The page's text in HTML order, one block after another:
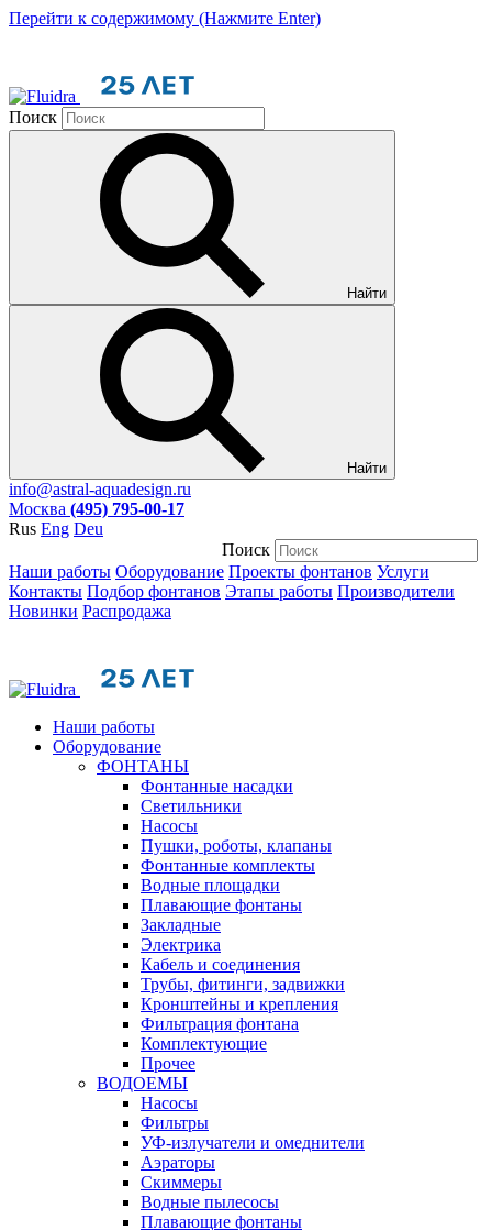
Перейти к содержимому (Нажмите Enter)
Поиск
Найти
Найти
info@astral-aquadesign.ru
Москва (495) 795-00-17
Rus Eng Deu
Поиск
Наши работы Оборудование Проекты фонтанов Услуги
Контакты Подбор фонтанов Этапы работы Производители
Новинки Распродажа
Наши работы
Оборудование
ФОНТАНЫ
Фонтанные насадки
Cветильники
Насосы
Пушки, роботы, клапаны
Фонтанные комплекты
Водные площадки
Плавающие фонтаны
Закладные
Электрика
Кабель и соединения
Трубы, фитинги, задвижки
Кронштейны и крепления
Фильтрация фонтана
Комплектующие
Прочее
ВОДОЕМЫ
Насосы
Фильтры
УФ-излучатели и омеднители
Аэраторы
Cкиммеры
Водные пылесосы
Плавающие фонтаны